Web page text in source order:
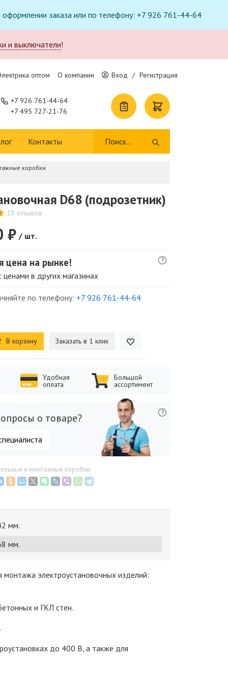
оформлении заказа или по телефону: +7 926 761-44-64
и выключатели!
оптом О компании Вход / Регистрация
+7 926 761-44-64
+7 495 727-21-76
Контакты
коробки
D68 (подрозетник)
18 отзывов
₽ / шт.
цена на рынке!
в других магазинах
по телефону: +7 926 761-44-64
В корзину Заказать в 1 клик
Удобная
оплата
Большой
ассортимент
о товаре?
и монтажные коробки
мм.
мм.
монтажа электроустановочных изделий:
и ГКЛ стен.
до 400 В, а также для